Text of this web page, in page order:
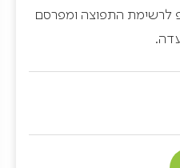
לרשימת התפוצה ומפרסם